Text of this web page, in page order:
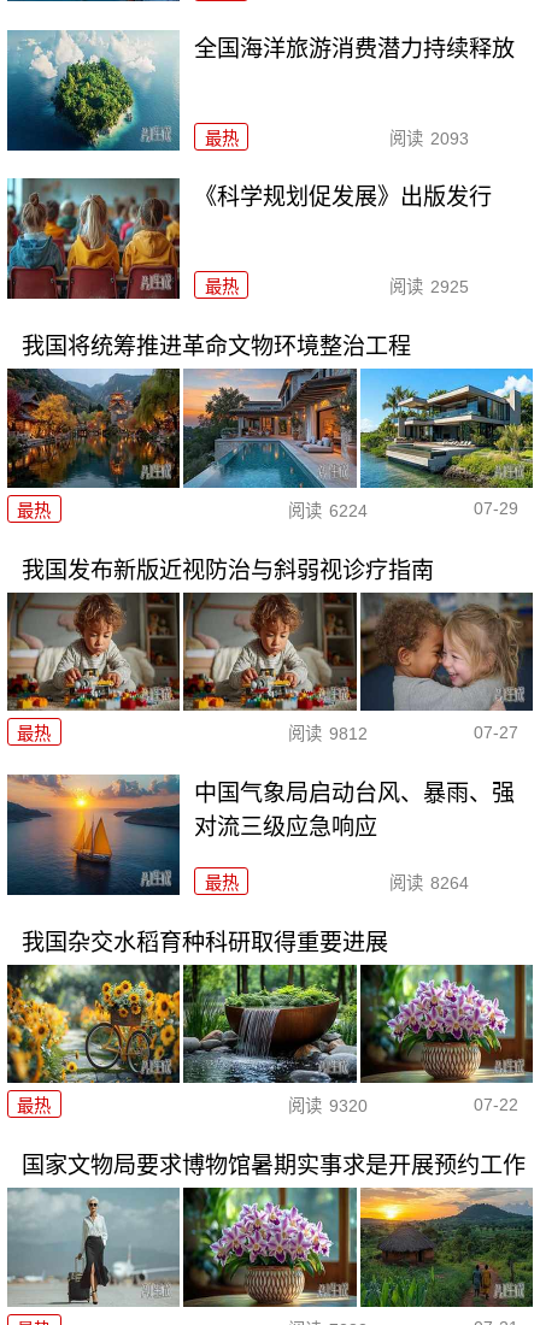
全国海洋旅游消费潜力持续释放
最热 阅读 2093
《科学规划促发展》出版发行
最热 阅读 2925
我国将统筹推进革命文物环境整治工程
最热 阅读 6224 07-29
我国发布新版近视防治与斜弱视诊疗指南
最热 阅读 9812 07-27
中国气象局启动台风、暴雨、强
对流三级应急响应
最热 阅读 8264
我国杂交水稻育种科研取得重要进展
最热 阅读 9320 07-22
国家文物局要求博物馆暑期实事求是开展预约工作